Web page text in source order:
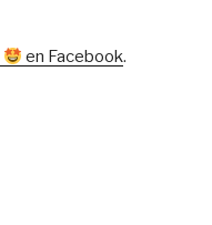
en Facebook.